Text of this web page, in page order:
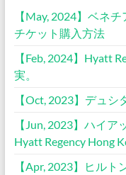
【May, 2024】ベネ
チケット購入方法
【Feb, 2024】Hyatt
実。
【Oct, 2023】デュシ
【Jun, 2023】ハイ
Hyatt Regency Hong
【Apr, 2023】ヒル